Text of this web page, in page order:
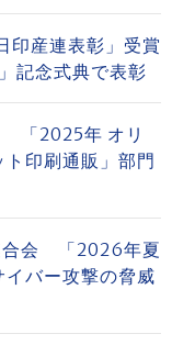
産連表彰」受賞
記念式典で表彰
「2025年 オリ
印刷通販」部門
合会 「2026年夏
バー攻撃の脅威